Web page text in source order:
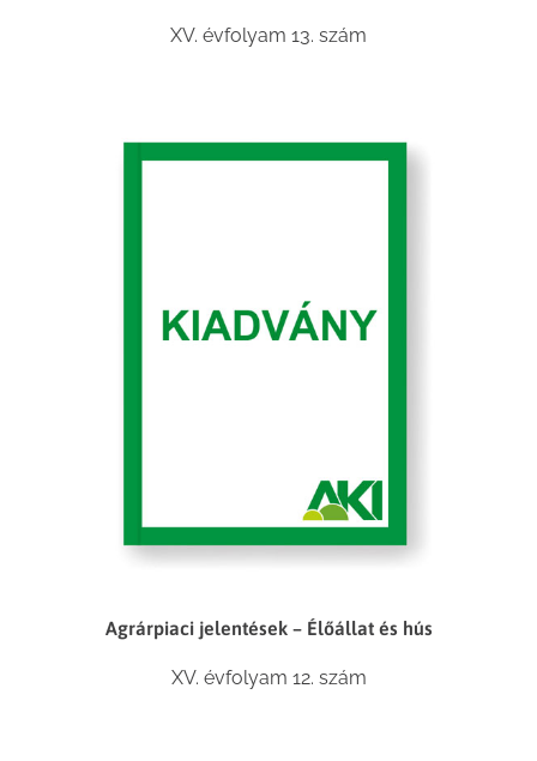
XV. évfolyam 13. szám
Agrárpiaci jelentések – Élőállat és hús
XV. évfolyam 12. szám